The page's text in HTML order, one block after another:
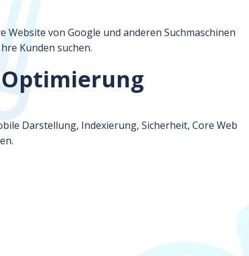
von Google und anderen Suchmaschinen
Kunden suchen.
Darstellung, Indexierung, Sicherheit, Core Web